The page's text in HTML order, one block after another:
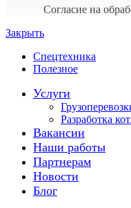
Согласие на
Закрыть
Спецтехника
Полезное
Услуги
Разработка
Вакансии
Наши работы
Партнерам
Новости
Блог